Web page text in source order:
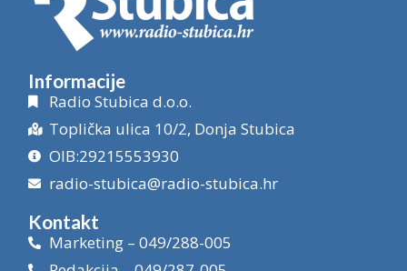
Informacije
Radio Stubica d.o.o.
Toplička ulica 10/2, Donja Stubica
OIB:29215553930
radio-stubica@radio-stubica.hr
Kontakt
Marketing – 049/288-005